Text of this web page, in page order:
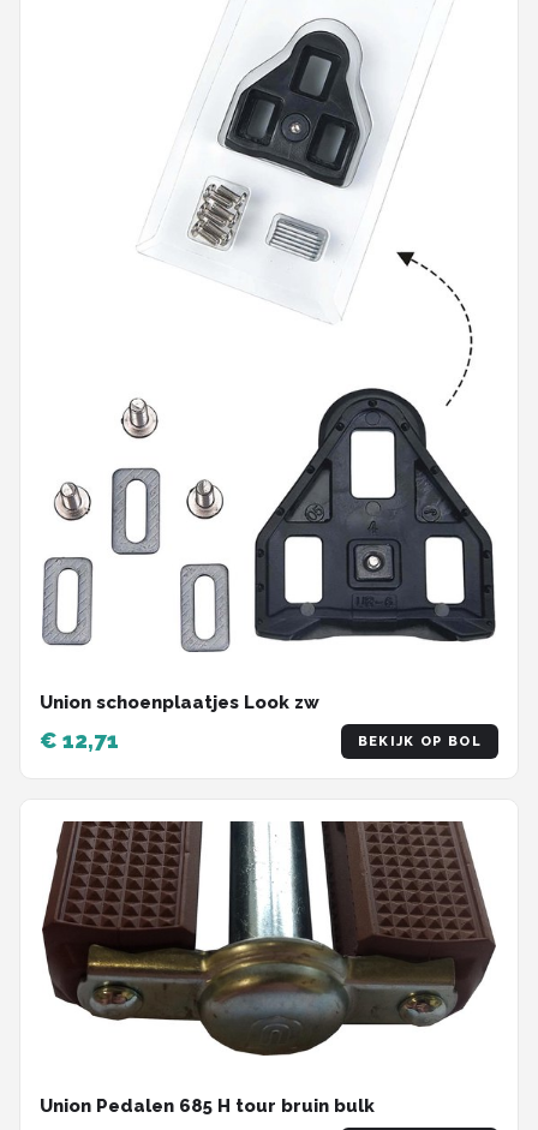
Union schoenplaatjes Look zw
€ 12,71 BEKIJK OP BOL
Union Pedalen 685 H tour bruin bulk